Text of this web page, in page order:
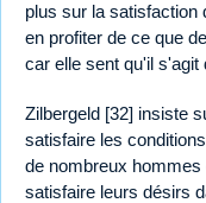
plus sur la satisfaction
en profiter de ce que
car elle sent qu'il
Zilbergeld [32] insiste
satisfaire les
de nombreux
satisfaire leurs désirs